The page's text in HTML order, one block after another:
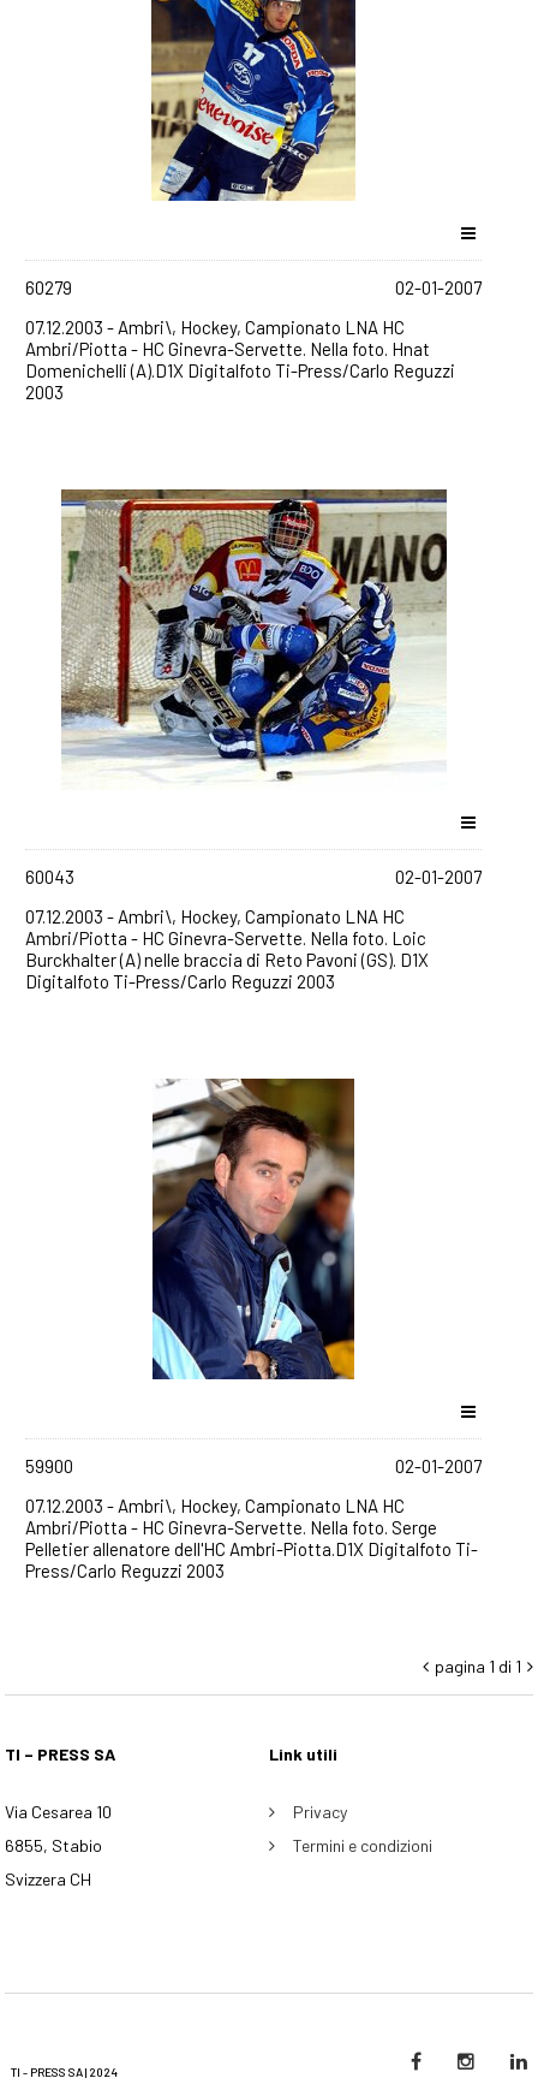
60279
02-01-2007
07.12.2003 - Ambri\, Hockey, Campionato LNA HC
Ambri/Piotta - HC Ginevra-Servette. Nella foto. Hnat
Domenichelli (A).D1X Digitalfoto Ti-Press/Carlo Reguzzi
2003
60043
02-01-2007
07.12.2003 - Ambri\, Hockey, Campionato LNA HC
Ambri/Piotta - HC Ginevra-Servette. Nella foto. Loic
Burckhalter (A) nelle braccia di Reto Pavoni (GS). D1X
Digitalfoto Ti-Press/Carlo Reguzzi 2003
59900
02-01-2007
07.12.2003 - Ambri\, Hockey, Campionato LNA HC
Ambri/Piotta - HC Ginevra-Servette. Nella foto. Serge
Pelletier allenatore dell'HC Ambri-Piotta.D1X Digitalfoto Ti-
Press/Carlo Reguzzi 2003
 pagina 1 di 1 
TI – PRESS SA
Via Cesarea 10
6855, Stabio
Svizzera CH
Link utili
Privacy
Termini e condizioni
TI - PRESS SA | 2024